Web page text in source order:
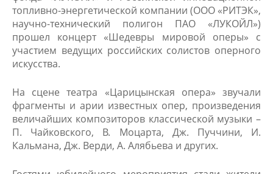
топливно-энергетической компании (ООО «РИТЭК»,
научно-технический полигон ПАО «ЛУКОЙЛ»)
прошел концерт «Шедевры мировой оперы» с
участием ведущих российских солистов оперного
искусства.
На сцене театра «Царицынская опера» звучали
фрагменты и арии известных опер, произведения
величайших композиторов классической музыки –
П. Чайковского, В. Моцарта, Дж. Пуччини, И.
Кальмана, Дж. Верди, А. Алябьева и других.